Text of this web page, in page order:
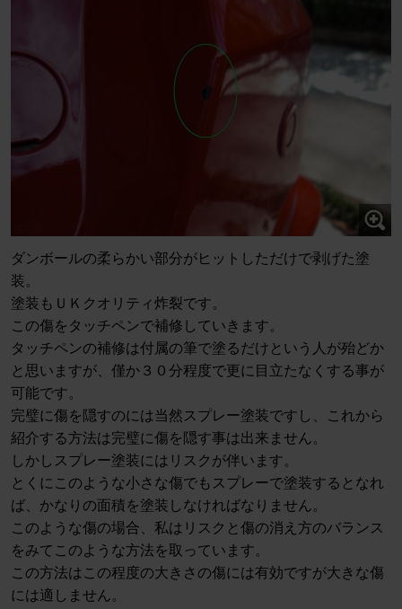
ダンボールの柔らかい部分がヒットしただけで剥げた塗
装。
塗装もＵＫクオリティ炸裂です。
この傷をタッチペンで補修していきます。
タッチペンの補修は付属の筆で塗るだけという人が殆どか
と思いますが、僅か３０分程度で更に目立たなくする事が
可能です。
完璧に傷を隠すのには当然スプレー塗装ですし、これから
紹介する方法は完璧に傷を隠す事は出来ません。
しかしスプレー塗装にはリスクが伴います。
とくにこのような小さな傷でもスプレーで塗装するとなれ
ば、かなりの面積を塗装しなければなりません。
このような傷の場合、私はリスクと傷の消え方のバランス
をみてこのような方法を取っています。
この方法はこの程度の大きさの傷には有効ですが大きな傷
には適しません。